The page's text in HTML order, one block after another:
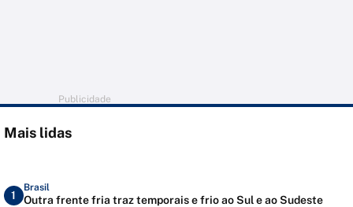
Publicidade
Mais lidas
1
Brasil
Outra frente fria traz temporais e frio ao Sul e ao Sudeste